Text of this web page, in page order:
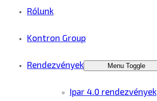
Rólunk
Kontron Group
Rendezvények Menu Toggle
Ipar 4.0 rendezvények